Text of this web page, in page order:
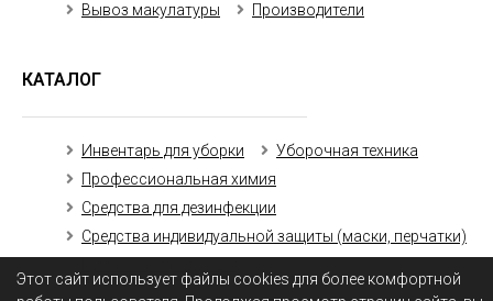
Этот сайт использует файлы cookies для более комфортной
Вывоз макулатуры
Производители
КАТАЛОГ
Инвентарь для уборки
Уборочная техника
Профессиональная химия
Средства для дезинфекции
Средства индивидуальной защиты (маски, перчатки)